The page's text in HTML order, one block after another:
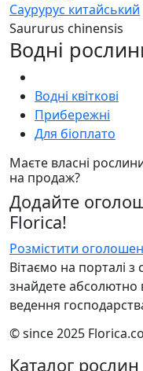
Саурурус китайський
Saururus chinensis
Водні
Водні квіткові
Прибережні
Для біоплато
Маєте власні
на продаж?
Додайте
Florica!
Розмістити
Вітаємо на порталі з
знайдете абсолютно
ведення
© since 2025
Каталог рослин